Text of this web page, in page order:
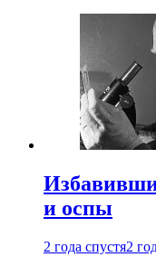
и оспы
2 года спустя2